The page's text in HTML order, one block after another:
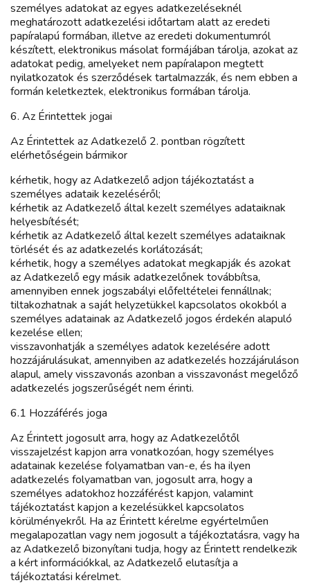
személyes adatokat az egyes adatkezeléseknél
meghatározott adatkezelési időtartam alatt az eredeti
papíralapú formában, illetve az eredeti dokumentumról
készített, elektronikus másolat formájában tárolja, azokat az
adatokat pedig, amelyeket nem papíralapon megtett
nyilatkozatok és szerződések tartalmazzák, és nem ebben a
formán keletkeztek, elektronikus formában tárolja.
6. Az Érintettek jogai
Az Érintettek az Adatkezelő 2. pontban rögzített
elérhetőségein bármikor
kérhetik, hogy az Adatkezelő adjon tájékoztatást a
személyes adataik kezeléséről;
kérhetik az Adatkezelő által kezelt személyes adataiknak
helyesbítését;
kérhetik az Adatkezelő által kezelt személyes adataiknak
törlését és az adatkezelés korlátozását;
kérhetik, hogy a személyes adatokat megkapják és azokat
az Adatkezelő egy másik adatkezelőnek továbbítsa,
amennyiben ennek jogszabályi előfeltételei fennállnak;
tiltakozhatnak a saját helyzetükkel kapcsolatos okokból a
személyes adatainak az Adatkezelő jogos érdekén alapuló
kezelése ellen;
visszavonhatják a személyes adatok kezelésére adott
hozzájárulásukat, amennyiben az adatkezelés hozzájáruláson
alapul, amely visszavonás azonban a visszavonást megelőző
adatkezelés jogszerűségét nem érinti.
6.1 Hozzáférés joga
Az Érintett jogosult arra, hogy az Adatkezelőtől
visszajelzést kapjon arra vonatkozóan, hogy személyes
adatainak kezelése folyamatban van-e, és ha ilyen
adatkezelés folyamatban van, jogosult arra, hogy a
személyes adatokhoz hozzáférést kapjon, valamint
tájékoztatást kapjon a kezelésükkel kapcsolatos
körülményekről. Ha az Érintett kérelme egyértelműen
megalapozatlan vagy nem jogosult a tájékoztatásra, vagy ha
az Adatkezelő bizonyítani tudja, hogy az Érintett rendelkezik
a kért információkkal, az Adatkezelő elutasítja a
tájékoztatási kérelmet.